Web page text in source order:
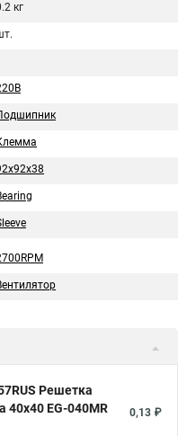
кг
Решетка
40x40 EG-040MR
0,13 ₽